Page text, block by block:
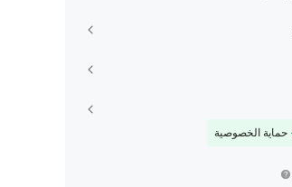
حماية الخصوصية